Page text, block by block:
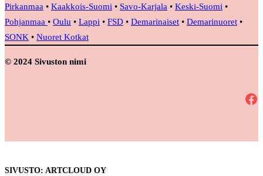
Pirkanmaa • Kaakkois-Suomi • Savo-Karjala • Keski-Suomi •
Pohjanmaa • Oulu • Lappi • FSD • Demarinaiset • Demarinuoret •
SONK • Nuoret Kotkat
© 2024 Sivuston nimi
Facebook
SIVUSTO: ARTCLOUD OY